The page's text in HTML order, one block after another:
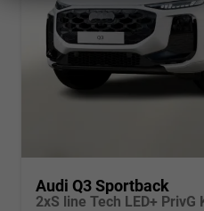
Audi Q3 Sportback
2xS line Tech LED+ PrivG